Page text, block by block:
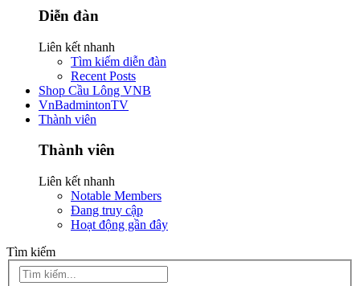
Diễn đàn
Liên kết nhanh
Tìm kiếm diễn đàn
Recent Posts
Shop Cầu Lông VNB
VnBadmintonTV
Thành viên
Thành viên
Liên kết nhanh
Notable Members
Đang truy cập
Hoạt động gần đây
Tìm kiếm